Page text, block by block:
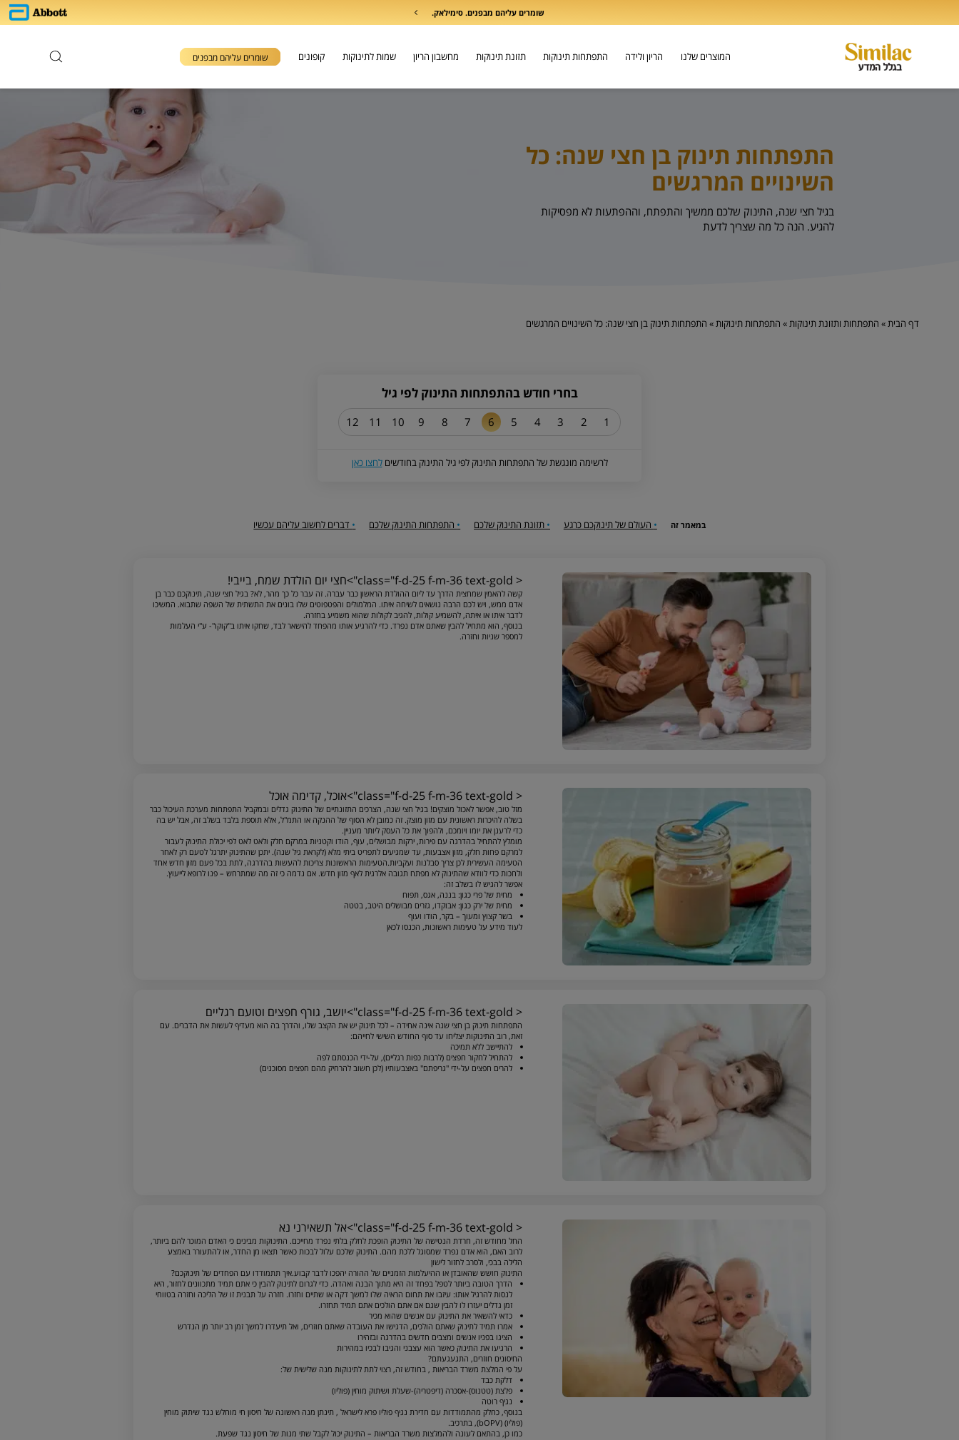
שומרים עליהם מבפנים. סימילאק.
המוצרים שלנו הריון ולידה התפתחות תינוקות תזונת תינוקות מחשבון הריון שמות לתינוקות קופונים שומרים עליהם מבפנים
דף הבית» התפתחות ותזונת תינוקות» התפתחות תינוקות» התפתחות תינוק בן חצי שנה: כל השינויים המרגשים
התפתחות תינוק בן חצי שנה: כל
השינויים המרגשים
בגיל חצי שנה, התינוק שלכם ממשיך והתפתח, וההפתעות לא מפסיקות
להגיע. הנה כל מה שצריך לדעת
בחרי חודש בהתפתחות התינוק לפי גיל
1
2
3
4
5
6
7
8
9
10
11
12
לרשימה מונגשת של התפתחות התינוק לפי גיל התינוק בחודשיםלחצו כאן
במאמר זה • העולם של תינוקכם כרגע • תזונת התינוק שלכם • התפתחות התינוק שלכם • דברים לחשוב עליהם עכשיו
< class="f-d-25 f-m-36 text-gold">חצי יום הולדת שמח, בייבי!
קשה להאמין שמחצית הדרך עד ליום ההולדת הראשון כבר עברה. זה עבר כל כך מהר, לא? בגיל חצי שנה, תינוקכם כבר בן
אדם ממש, ויש לכם הרבה נושאים לשיחה איתו. המלמולים והפטפוטים שלו בונים את התשתית של השפה שתבוא. המשיכו
לדבר איתו או איתה, להשמיע קולות, להגיב לקולות שהוא משמיע בחזרה.
בנוסף, הוא מתחיל להבין שאתם אדם נפרד. כדי להרגיע אותו מהפחד להישאר לבד, שחקו איתו ב"קוקו"- ע"י העלמות
למספר שניות וחזרה.
< class="f-d-25 f-m-36 text-gold">אוכל, קדימה אוכל
מזל טוב, אפשר לאכול מוצקים! בגיל חצי שנה, הצרכים התזונתיים של התינוק גדלים ובמקביל התפתחות מערכת העיכול כבר
בשלה להיכרות ראשונית עם מזון מוצק. זה כמובן לא הסוף של ההנקה או התמ"ל, אלא תוספת בלבד בשלב זה, אבל יש בה
כדי לרענן את יומו ויומכם, ולהפוך את כל העסק ליותר מעניין.
מומלץ להתחיל בהדרגה עם פירות, ירקות מבושלים, עוף, הודו וקטניות במרקם חלק ולאט לאט לפי יכולת התינוק לעבור
למרקם פחות חלק, מזון אצבעות, עד שמגיעים לתפריט ביתי מלא (לקראת גיל שנה). יתכן שהתינוק יתרגל לטעם רק לאחר
הטעימה העשירית לכן צריך סבלנות ועקביות.הטעימות הראשונות צריכות להעשות בהדרגה, לתת בכל פעם מזון חדש אחד
ולחכות כדי לוודא שהתינוק לא מפתח תגובה אלרגית לאף מזון חדש. אם נדמה כי זה מה שמתרחש – פנו לרופא לייעוץ.
אפשר להגיש לו בשלב זה:
מחית של פרי כגון: בננה, אגס, תפוח
מחית של ירק כגון: אבוקדו, גזרים מבושלים היטב, בטטה
בשר קצוץ ומעוך – בקר, הודו ועוף
לעוד מידע על טעימות ראשונות, הכנסו לכאן
< class="f-d-25 f-m-36 text-gold">יושב, גורף חפצים וטועם רגליים
התפתחות תינוק בן חצי שנה אינה אחידה – לכל תינוק יש את הקצב שלו, והדרך בה הוא מעדיף לעשות את הדברים. עם
זאת, רוב התינוקות יצליחו עד סוף החודש השישי לחייהם:
להתיישב ללא תמיכה
להתחיל לחקור חפצים (לרבות כפות רגליים), על-ידי הכנסתם לפה
להרים חפצים על-ידי "גריפתם" באצבעותיו (לכן חשוב להרחיק מהם חפצים מסוכנים)
< class="f-d-25 f-m-36 text-gold">אל תשאירני נא
החל מחודש זה, חרדת הנטישה של התינוק הופכת לחלק בלתי נפרד מחייכם. התינוקות מבינים כי האדם המוכר להם ביותר,
לרוב האם, הוא אדם נפרד שמסוגל ללכת מהם. התינוק שלכם עלול לבכות כאשר תצאו מן החדר, או להתעורר באמצע
הלילה בבכי, ולסרב לחזור לישון
התינוק חושש שהאובדן או ההיעלמות הזמניים של ההורה יהפכו לדבר קבוע.איך תתמודדו עם הפחדים של תינוקכם?
הדרך הטובה ביותר לטפל בפחד זה היא מתוך הבנה ואהדה. כדי לגרום לתינוק להבין כי אתם תמיד מתכוונים לחזור, היא
לנסות להרגיל אותו: עיזבו את תחום הראיה שלו למשך דקה או שתיים וחזרו. חזרה על תבנית זו של הליכה וחזרה בטווחי
זמן גדלים יעזרו לו להבין שגם אם אתם הולכים אתם תמיד תחזרו.
כדאי להשאיר את התינוק עם אנשים שהוא מכיר
אמרו תמיד לתינוק שאתם הולכים, הדגישו את העובדה שאתם חוזרים, ואל תיעדרו למשך זמן רב יותר מן הנדרש
הציגו בפניו אנשים ומצבים חדשים בהדרגה ובזהירו
הרגיעו את התינוק כאשר הוא עצבני והגיבו לבכיו במהירות
החיסונים חוזרים, התגעגעתם?
על פי המלצת משרד הבריאות , בחודש זה, רצוי לתת לתינוקות מנה שלישית של:
דלקת כבד
פלצת (טטנוס)-אסכרה (דיפטריה)-שעלת ושיתוק מוחין (פוליו)
נגיף רוטה
בנוסף, כחלק מהתמודדות עם חדירת נגיף פוליו פרא לישראל , תינתן מנה ראשונה של חיסון חי מוחלש נגד שיתוק מוחין
(פוליו) (bOPV), בתרכיב.
כמו כן, בהתאם לעונה ולהמלצות משרד הבריאות – התינוק יכול לקבל שתי מנות של חיסון נגד שפעת.